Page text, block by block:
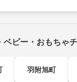
ベビー・おもちゃ
羽附旭町